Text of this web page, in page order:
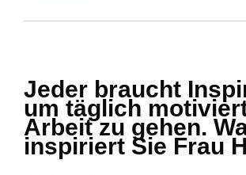
Jeder braucht
um täglich
Arbeit zu gehen.
inspiriert Sie Frau